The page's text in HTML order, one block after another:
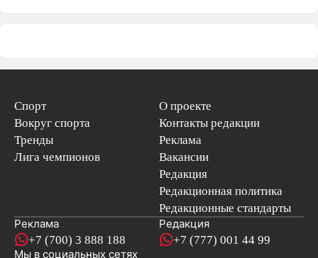
Спорт
Вокруг спорта
Тренды
Лига чемпионов
О проекте
Контакты редакции
Реклама
Вакансии
Редакция
Редакционная политика
Редакционные стандарты
Реклама
+7 (700) 3 888 188
Редакция
+7 (777) 001 44 99
Мы в социальных сетях